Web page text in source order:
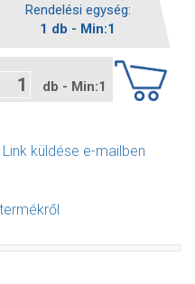
Rendelési egység:
1 db - Min:1
db - Min:1
Link küldése e-mailben